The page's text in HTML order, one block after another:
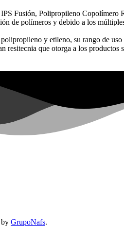
Fusión, Polipropileno Copolímero
de polímeros y debido a los
y etileno, su rango de
resitecnia que otorga a los productos
by GrupoNafs.